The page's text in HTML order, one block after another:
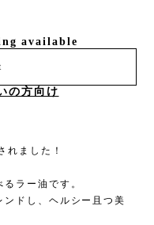
available
の方向け
ました！
ラー油です。
ドし、ヘルシー且つ美